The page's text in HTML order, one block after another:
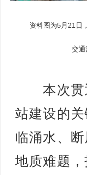
资料图为5月21日，
交通
本次贯
站建设的
临涌水、
地质难题